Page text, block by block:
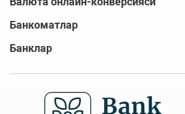
Банкоматлар
Банклар